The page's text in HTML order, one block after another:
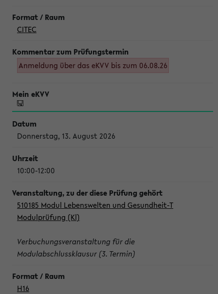
CITEC
Anmeldung über das eKVV bis zum 06.08.26
Donnerstag, 13. August 2026
10:00-12:00
510185 Modul Lebenswelten und Gesundheit-T
Modulprüfung (Kl)
Verbuchungsveranstaltung für die
Modulabschlussklausur (3. Termin)
H16